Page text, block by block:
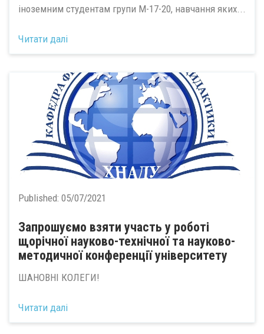
іноземним студентам групи М-17-20, навчання яких...
Читати далі
Published: 05/07/2021
Запрошуємо взяти участь у роботі
щорічної науково-технічної та науково-
методичної конференції університету
ШАНОВНІ КОЛЕГИ!
Читати далі